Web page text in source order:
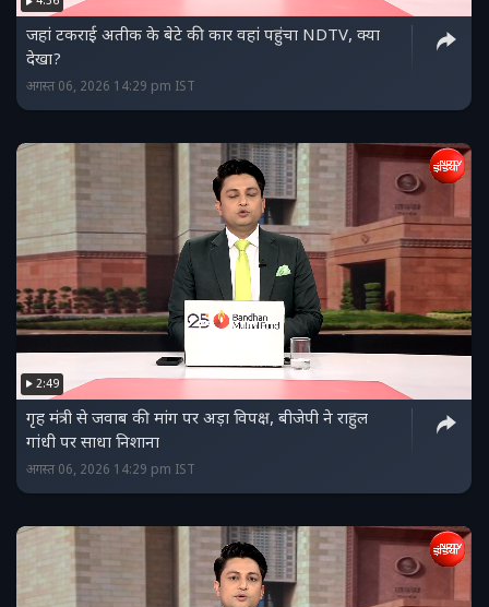
जहां टकराई अतीक के बेटे की कार वहां पहुंचा NDTV, क्या
देखा?
अगस्त 06, 2026 14:29 pm IST
2:49
गृह मंत्री से जवाब की मांग पर अड़ा विपक्ष, बीजेपी ने राहुल
गांधी पर साधा निशाना
अगस्त 06, 2026 14:29 pm IST